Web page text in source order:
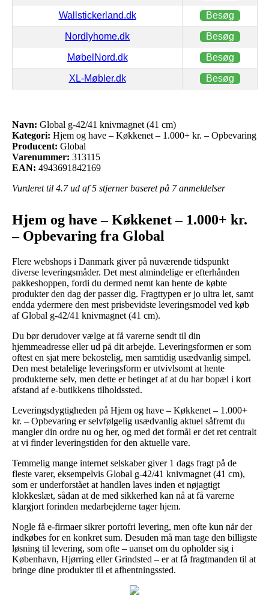
Wallstickerland.dk Besøg
Nordlyhome.dk Besøg
MøbelNord.dk Besøg
XL-Møbler.dk Besøg
Navn: Global g-42/41 knivmagnet (41 cm)
Kategori: Hjem og have – Køkkenet – 1.000+ kr. – Opbevaring
Producent: Global
Varenummer: 313115
EAN: 4943691842169
Vurderet til 4.7ud af 5 stjerner baseret på 7anmeldelser
Hjem og have – Køkkenet – 1.000+ kr.
– Opbevaring fra Global
Flere webshops i Danmark giver på nuværende tidspunkt
diverse leveringsmåder. Det mest almindelige er efterhånden
pakkeshoppen, fordi du dermed nemt kan hente de købte
produkter den dag der passer dig. Fragttypen er jo ultra let, samt
endda ydermere den mest prisbevidste leveringsmodel ved køb
af Global g-42/41 knivmagnet (41 cm).
Du bør derudover vælge at få varerne sendt til din
hjemmeadresse eller ud på dit arbejde. Leveringsformen er som
oftest en sjat mere bekostelig, men samtidig usædvanlig simpel.
Den mest betalelige leveringsform er utvivlsomt at hente
produkterne selv, men dette er betinget af at du har bopæl i kort
afstand af e-butikkens tilholdssted.
Leveringsdygtigheden på Hjem og have – Køkkenet – 1.000+
kr. – Opbevaring er selvfølgelig usædvanlig aktuel såfremt du
mangler din ordre nu og her, og med det formål er det ret centralt
at vi finder leveringstiden for den aktuelle vare.
Temmelig mange internet selskaber giver 1 dags fragt på de
fleste varer, eksempelvis Global g-42/41 knivmagnet (41 cm),
som er underforstået at handlen laves inden et nøjagtigt
klokkeslæt, sådan at de med sikkerhed kan nå at få varerne
klargjort forinden medarbejderne tager hjem.
Nogle få e-firmaer sikrer portofri levering, men ofte kun når der
indkøbes for en konkret sum. Desuden må man tage den billigste
løsning til levering, som ofte – uanset om du opholder sig i
København, Hjørring eller Grindsted – er at få fragtmanden til at
bringe dine produkter til et afhentningssted.